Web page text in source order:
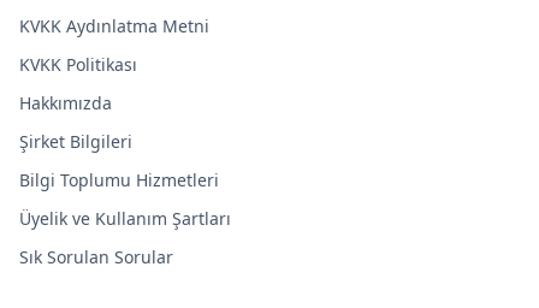
KVKK Aydınlatma Metni
KVKK Politikası
Hakkımızda
Şirket Bilgileri
Bilgi Toplumu Hizmetleri
Üyelik ve Kullanım Şartları
Sık Sorulan Sorular